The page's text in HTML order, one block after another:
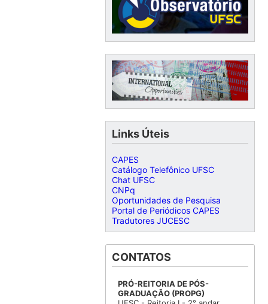
Links Úteis
CAPES
Catálogo Telefônico UFSC
Chat UFSC
CNPq
Oportunidades de Pesquisa
Portal de Periódicos CAPES
Tradutores JUCESC
CONTATOS
PRÓ-REITORIA DE PÓS-
GRADUAÇÃO (PROPG)